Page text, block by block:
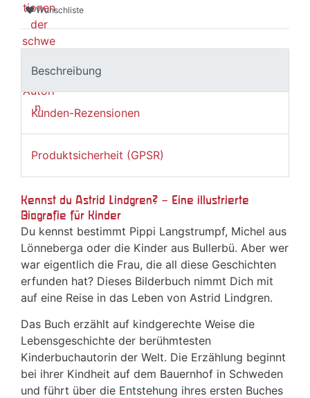
Wunschliste
Beschreibung
Kunden-Rezensionen
Produktsicherheit (GPSR)
Kennst du Astrid Lindgren? – Eine illustrierte
Biografie für Kinder
Du kennst bestimmt Pippi Langstrumpf, Michel aus
Lönneberga oder die Kinder aus Bullerbü. Aber wer
war eigentlich die Frau, die all diese Geschichten
erfunden hat? Dieses Bilderbuch nimmt Dich mit
auf eine Reise in das Leben von Astrid Lindgren.
Das Buch erzählt auf kindgerechte Weise die
Lebensgeschichte der berühmtesten
Kinderbuchautorin der Welt. Die Erzählung beginnt
bei ihrer Kindheit auf dem Bauernhof in Schweden
und führt über die Entstehung ihres ersten Buches